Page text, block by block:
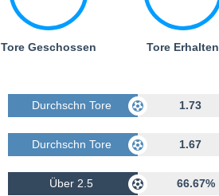
Tore Geschossen Tore Erhalten
Durchschn Tore Geschossen 1.73
Durchschn Tore Erhalten 1.67
Über 2.5 66.67%